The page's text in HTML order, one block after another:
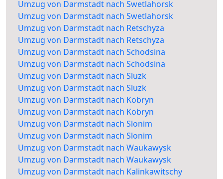
Umzug von Darmstadt nach Swetlahorsk
Umzug von Darmstadt nach Swetlahorsk
Umzug von Darmstadt nach Retschyza
Umzug von Darmstadt nach Retschyza
Umzug von Darmstadt nach Schodsina
Umzug von Darmstadt nach Schodsina
Umzug von Darmstadt nach Sluzk
Umzug von Darmstadt nach Sluzk
Umzug von Darmstadt nach Kobryn
Umzug von Darmstadt nach Kobryn
Umzug von Darmstadt nach Slonim
Umzug von Darmstadt nach Slonim
Umzug von Darmstadt nach Waukawysk
Umzug von Darmstadt nach Waukawysk
Umzug von Darmstadt nach Kalinkawitschy